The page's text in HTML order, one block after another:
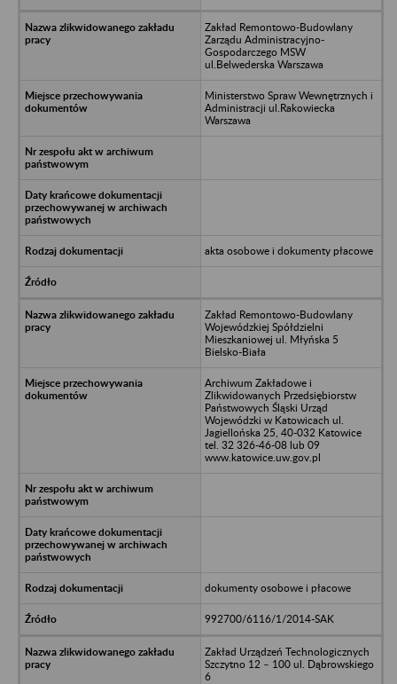
Zakład Remontowo-Budowlany
Zarządu Administracyjno-
Gospodarczego MSW
ul.Belwederska Warszawa
Ministerstwo Spraw Wewnętrznych i
Administracji ul.Rakowiecka
Warszawa
akta osobowe i dokumenty płacowe
Zakład Remontowo-Budowlany
Wojewódzkiej Spółdzielni
Mieszkaniowej ul. Młyńska 5
Bielsko-Biała
Archiwum Zakładowe i
Zlikwidowanych Przedsiębiorstw
Państwowych Śląski Urząd
Wojewódzki w Katowicach ul.
Jagiellońska 25, 40-032 Katowice
tel. 32 326-46-08 lub 09
www.katowice.uw.gov.pl
dokumenty osobowe i płacowe
992700/6116/1/2014-SAK
Zakład Urządzeń Technologicznych
Szczytno 12 – 100 ul. Dąbrowskiego
6